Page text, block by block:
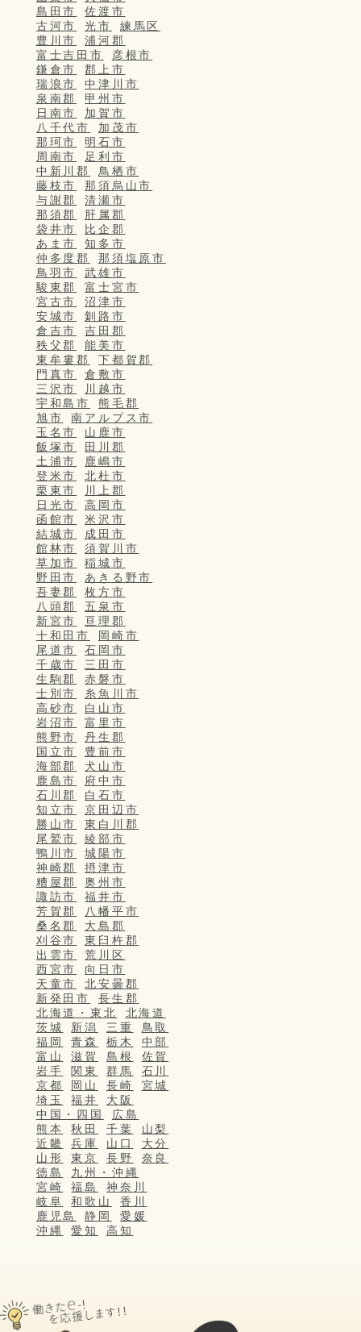
島田市
佐渡市
古河市
光市
練馬区
豊川市
浦河郡
富士吉田市
彦根市
鎌倉市
郡上市
瑞浪市
中津川市
泉南郡
甲州市
日南市
加賀市
八千代市
加茂市
那珂市
明石市
周南市
足利市
中新川郡
鳥栖市
藤枝市
那須烏山市
与謝郡
清瀬市
那須郡
肝属郡
袋井市
比企郡
あま市
知多市
仲多度郡
那須塩原市
鳥羽市
武雄市
駿東郡
富士宮市
宮古市
沼津市
安城市
釧路市
倉吉市
吉田郡
秩父郡
能美市
東牟婁郡
下都賀郡
門真市
倉敷市
三沢市
川越市
宇和島市
熊毛郡
旭市
南アルプス市
玉名市
山鹿市
飯塚市
田川郡
土浦市
鹿嶋市
登米市
北杜市
栗東市
川上郡
日光市
高岡市
函館市
米沢市
結城市
成田市
館林市
須賀川市
草加市
稲城市
野田市
あきる野市
吾妻郡
枚方市
八頭郡
五泉市
新宮市
亘理郡
十和田市
岡崎市
尾道市
石岡市
千歳市
三田市
生駒郡
赤磐市
士別市
糸魚川市
高砂市
白山市
岩沼市
富里市
熊野市
丹生郡
国立市
豊前市
海部郡
犬山市
鹿島市
府中市
石川郡
白石市
知立市
京田辺市
勝山市
東白川郡
尾鷲市
綾部市
鴨川市
城陽市
神崎郡
摂津市
糟屋郡
奥州市
諏訪市
福井市
芳賀郡
八幡平市
桑名郡
大島郡
刈谷市
東臼杵郡
出雲市
荒川区
西宮市
向日市
天童市
北安曇郡
新発田市
長生郡
北海道・東北
北海道
茨城
新潟 三重
鳥取
福岡
青森 栃木
中部
富山
滋賀 島根
佐賀
岩手
関東 群馬
石川
京都
岡山 長崎
宮城
埼玉
福井
大阪
中国・四国
広島
熊本
秋田 千葉
山梨
近畿
兵庫 山口
大分
山形
東京 長野
奈良
徳島
九州・沖縄
宮崎
福島
神奈川
岐阜
和歌山
香川
鹿児島
静岡
愛媛
沖縄
愛知 高知